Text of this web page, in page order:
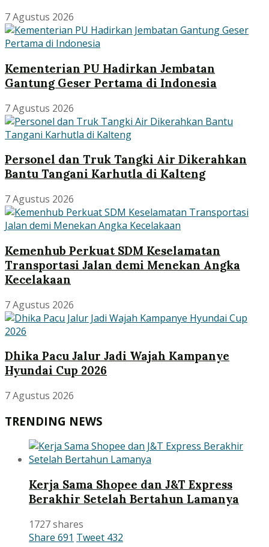
7 Agustus 2026
Kementerian PU Hadirkan Jembatan
Gantung Geser Pertama di Indonesia
7 Agustus 2026
Personel dan Truk Tangki Air Dikerahkan
Bantu Tangani Karhutla di Kalteng
7 Agustus 2026
Kemenhub Perkuat SDM Keselamatan
Transportasi Jalan demi Menekan Angka
Kecelakaan
7 Agustus 2026
Dhika Pacu Jalur Jadi Wajah Kampanye
Hyundai Cup 2026
7 Agustus 2026
TRENDING NEWS
Kerja Sama Shopee dan J&T Express
Berakhir Setelah Bertahun Lamanya
1727 shares
Share 691 Tweet 432